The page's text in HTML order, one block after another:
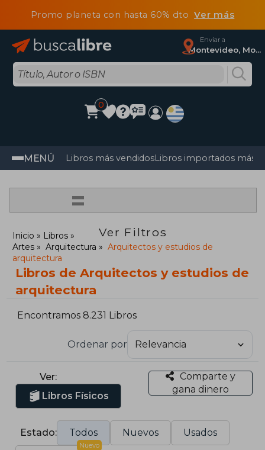
Promo planeta con hasta 60% dtoVer más
Enviar a
Montevideo, Montevideo
0
MENÚ Libros más vendidosLibros importados más
=
Ver Filtros
Inicio
Libros
Artes
Arquitectura
Arquitectos y estudios de
arquitectura
Libros de Arquitectos y estudios de
arquitectura
Encontramos 8.231 Libros
Ordenar por
Ver:
Libros Físicos
Comparte y
gana dinero
Estado: Todos Nuevos Usados
Nuevo